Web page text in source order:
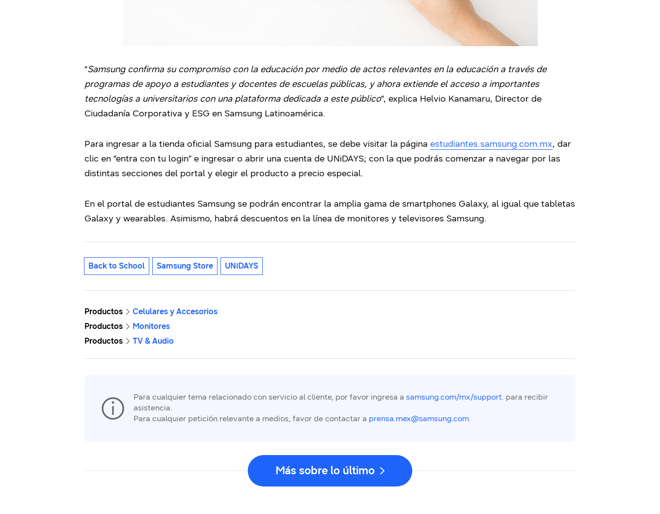
“Samsung confirma su compromiso con la educación por medio de actos relevantes en la educación a través de
programas de apoyo a estudiantes y docentes de escuelas públicas, y ahora extiende el acceso a importantes
tecnologías a universitarios con una plataforma dedicada a este público”, explica Helvio Kanamaru, Director de
Ciudadanía Corporativa y ESG en Samsung Latinoamérica.
Para ingresar a la tienda oficial Samsung para estudiantes, se debe visitar la página estudiantes.samsung.com.mx, dar
clic en “entra con tu login” e ingresar o abrir una cuenta de UNiDAYS; con la que podrás comenzar a navegar por las
distintas secciones del portal y elegir el producto a precio especial.
En el portal de estudiantes Samsung se podrán encontrar la amplia gama de smartphones Galaxy, al igual que tabletas
Galaxy y wearables. Asimismo, habrá descuentos en la línea de monitores y televisores Samsung.
Back to School Samsung Store UNiDAYS
Productos
Celulares y Accesorios
Productos
Monitores
Productos
TV & Audio
Para cualquier tema relacionado con servicio al cliente, por favor ingresa a samsung.com/mx/support. para recibir
asistencia.
Para cualquier petición relevante a medios, favor de contactar a prensa.mex@samsung.com.
Más sobre lo último